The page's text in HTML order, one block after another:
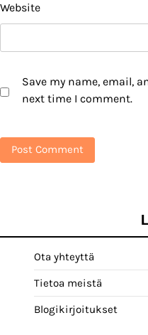
Website
Save my name, email,
next time I comment.
Ota yhteyttä
Tietoa meistä
Blogikirjoitukset